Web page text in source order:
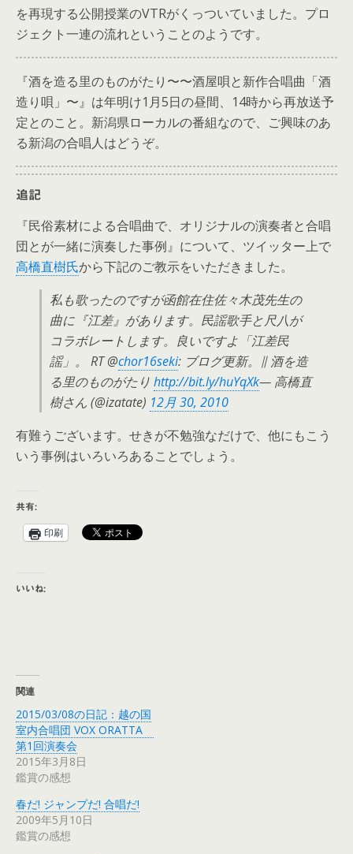
を再現する公開授業のVTRがくっついていました。プロ
ジェクト一連の流れということのようです。
『酒を造る里のものがたり〜〜酒屋唄と新作合唱曲「酒
造り唄」〜』は年明け1月5日の昼間、14時から再放送予
定とのこと。新潟県ローカルの番組なので、ご興味のあ
る新潟の合唱人はどうぞ。
追記
『民俗素材による合唱曲で、オリジナルの演奏者と合唱
団とが一緒に演奏した事例』について、ツイッター上で
高橋直樹氏から下記のご教示をいただきました。
私も歌ったのですが函館在住佐々木茂先生の
曲に『江差』があります。民謡歌手と尺八が
コラボレートします。良いですよ「江差民
謡」。 RT @chor16seki: ブログ更新。∥ 酒を造
る里のものがたり http://bit.ly/huYqXk— 高橋直
樹さん (@izatate) 12月 30, 2010
有難うございます。せきが不勉強なだけで、他にもこう
いう事例はいろいろあることでしょう。
共有:
印刷
いいね:
関連
2015/03/08の日記：越の国
室内合唱団 VOX ORATTA
第1回演奏会
2015年3月8日
鑑賞の感想
春だ! ジャンプだ! 合唱だ!
2009年5月10日
鑑賞の感想